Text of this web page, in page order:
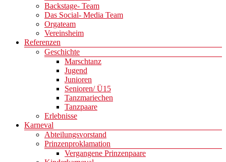
Backstage- Team
Das Social- Media Team
Orgateam
Vereinsheim
Referenzen
Geschichte
Marschtanz
Jugend
Junioren
Senioren/ Ü15
Tanzmariechen
Tanzpaare
Erlebnisse
Karneval
Abteilungsvorstand
Prinzenproklamation
Vergangene Prinzenpaare